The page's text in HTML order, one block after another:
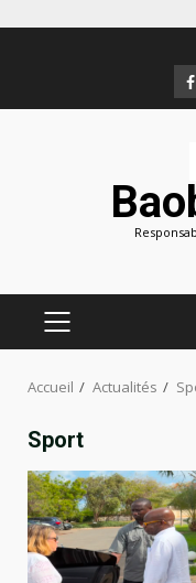
MENU
PRINCIPAL
Accueil Actualités
Sport